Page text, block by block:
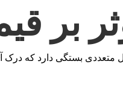
بر
متعددی بستگی دارد که درک